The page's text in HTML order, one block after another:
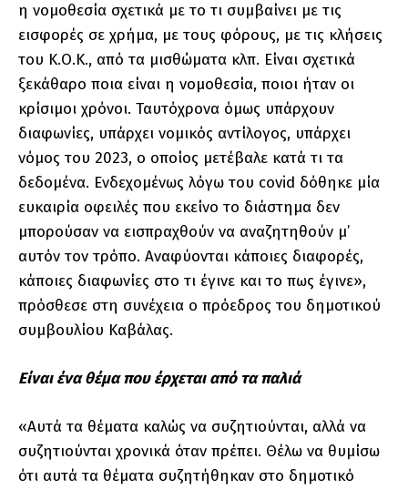
η νομοθεσία σχετικά με το τι συμβαίνει με τις
εισφορές σε χρήμα, με τους φόρους, με τις κλήσεις
του Κ.Ο.Κ., από τα μισθώματα κλπ. Είναι σχετικά
ξεκάθαρο ποια είναι η νομοθεσία, ποιοι ήταν οι
κρίσιμοι χρόνοι. Ταυτόχρονα όμως υπάρχουν
διαφωνίες, υπάρχει νομικός αντίλογος, υπάρχει
νόμος του 2023, ο οποίος μετέβαλε κατά τι τα
δεδομένα. Ενδεχομένως λόγω του covid δόθηκε μία
ευκαιρία οφειλές που εκείνο το διάστημα δεν
μπορούσαν να εισπραχθούν να αναζητηθούν μ’
αυτόν τον τρόπο. Αναφύονται κάποιες διαφορές,
κάποιες διαφωνίες στο τι έγινε και το πως έγινε»,
πρόσθεσε στη συνέχεια ο πρόεδρος του δημοτικού
συμβουλίου Καβάλας.
Είναι ένα θέμα που έρχεται από τα παλιά
«Αυτά τα θέματα καλώς να συζητιούνται, αλλά να
συζητιούνται χρονικά όταν πρέπει. Θέλω να θυμίσω
ότι αυτά τα θέματα συζητήθηκαν στο δημοτικό